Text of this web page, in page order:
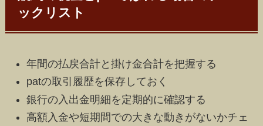
ックリスト
年間の払戻合計と掛け金合計を把握する
patの取引履歴を保存しておく
銀行の入出金明細を定期的に確認する
高額入金や短期間での大きな動きがないかチェ